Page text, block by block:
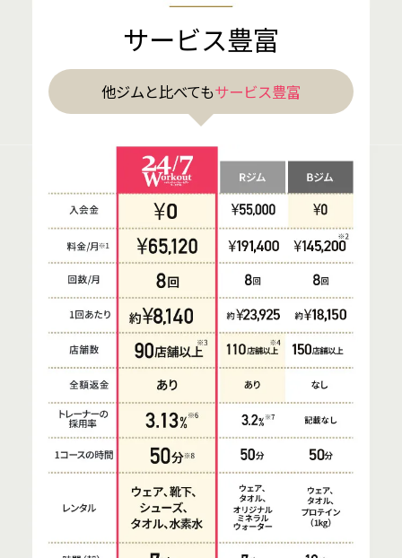
サービス豊富
他ジムと比べてもサービス豊富